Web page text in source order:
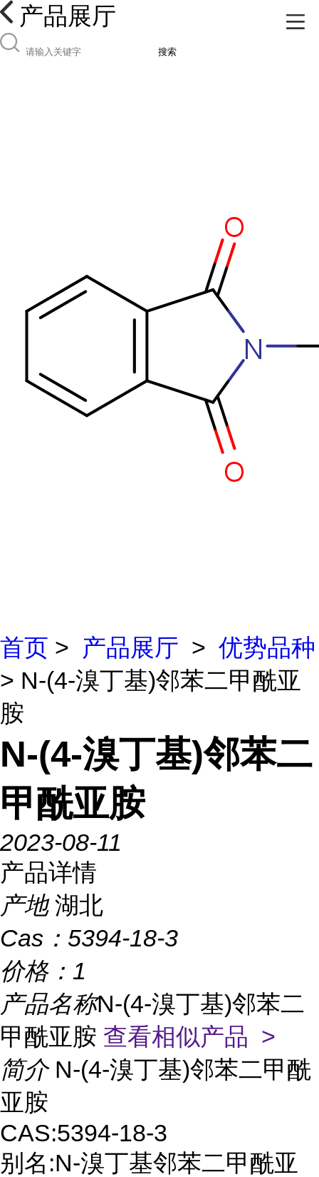
产品展厅
搜索
首页 > 产品展厅 > 优势品种
> N-(4-溴丁基)邻苯二甲酰亚
胺
N-(4-溴丁基)邻苯二
甲酰亚胺
2023-08-11
产品详情
产地 湖北
Cas： 5394-18-3
价格： 1
产品名称N-(4-溴丁基)邻苯二
甲酰亚胺 查看相似产品 >
简介 N-(4-溴丁基)邻苯二甲酰
亚胺
CAS:5394-18-3
别名:N-溴丁基邻苯二甲酰亚